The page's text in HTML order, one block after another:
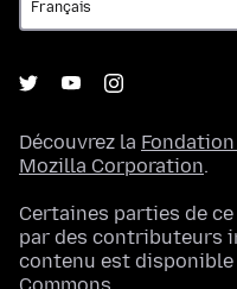
Découvrez la
Mozilla Corporation.
Certaines parties de
par des contributeurs
contenu est disponible